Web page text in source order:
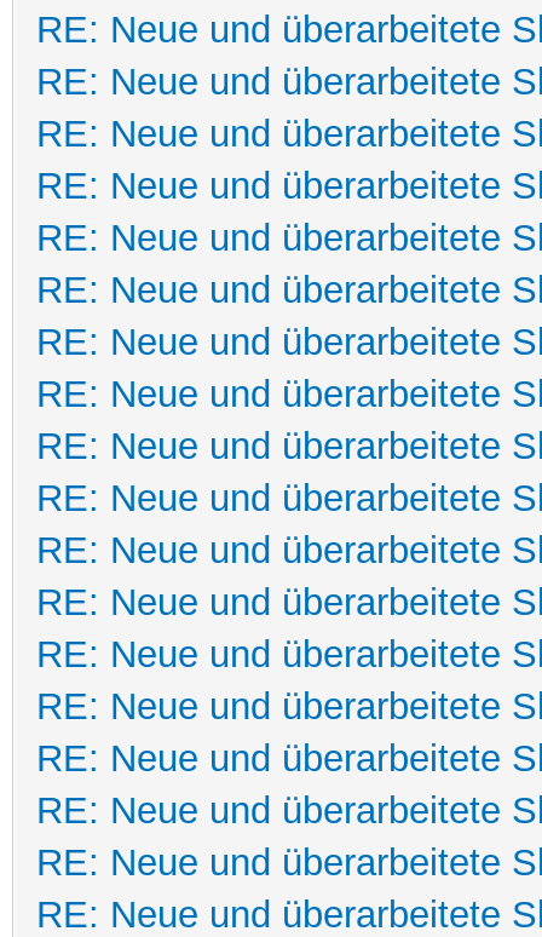
RE: Neue und überarbeitete
RE: Neue und überarbeitete
RE: Neue und überarbeitete
RE: Neue und überarbeitete
RE: Neue und überarbeitete
RE: Neue und überarbeitete
RE: Neue und überarbeitete
RE: Neue und überarbeitete
RE: Neue und überarbeitete
RE: Neue und überarbeitete
RE: Neue und überarbeitete
RE: Neue und überarbeitete
RE: Neue und überarbeitete
RE: Neue und überarbeitete
RE: Neue und überarbeitete
RE: Neue und überarbeitete
RE: Neue und überarbeitete
RE: Neue und überarbeitete